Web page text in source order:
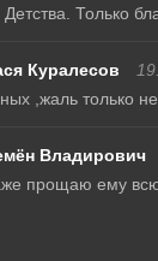
Только
Куралесов
,жаль только
Владирович
прощаю ему